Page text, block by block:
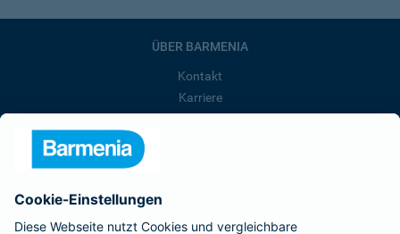
ÜBER BARMENIA
Kontakt
Karriere
Barmenia ist Teil der BarmeniaGothaer